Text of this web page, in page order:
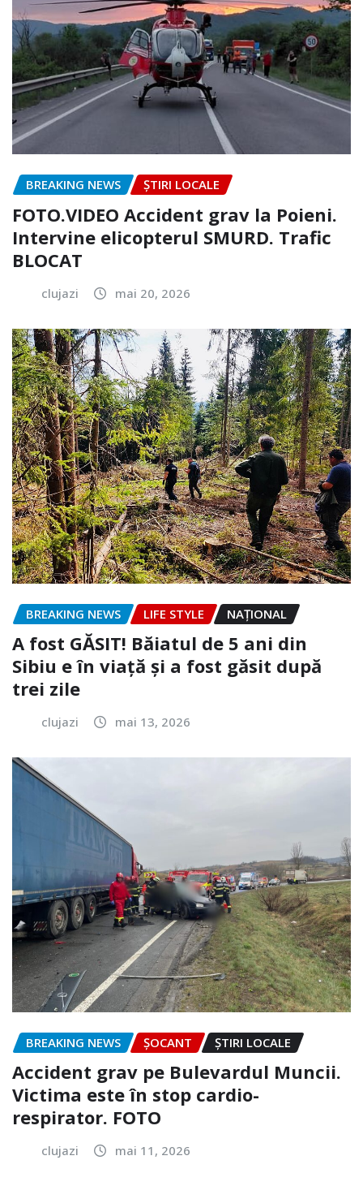
BREAKING NEWS ȘTIRI LOCALE
FOTO.VIDEO Accident grav la Poieni.
Intervine elicopterul SMURD. Trafic
BLOCAT
clujazi mai 20, 2026
BREAKING NEWS LIFE STYLE NAŢIONAL
A fost GĂSIT! Băiatul de 5 ani din
Sibiu e în viață și a fost găsit după
trei zile
clujazi mai 13, 2026
BREAKING NEWS ȘOCANT ȘTIRI LOCALE
Accident grav pe Bulevardul Muncii.
Victima este în stop cardio-
respirator. FOTO
clujazi mai 11, 2026